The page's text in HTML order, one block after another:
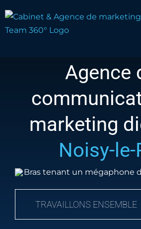
au
contenu
Agence
marketing
Noisy-le-
TRAVAILLONS ENSEMBLE